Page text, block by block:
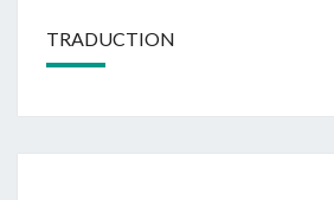
TRADUCTION